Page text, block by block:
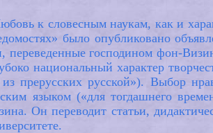
к словесным наукам, как и
было опубликовано
переведенные господином фон-
национальный характер
русской»). Выбор
языком («для тогдашнего
Он переводит статьи,